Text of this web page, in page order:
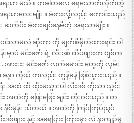
ရသာ မသိ ။ တခါတလေ ရေသောက်လိုက်တဲ့
ရသာလေးမျိုး ။ ခံစားလို့လည်း ကောင်းသည်
က်ပီး ခံစားချင်နေမိတဲ့ အရသာမျိုး ။
လာမလဲ ဆိုတာ ကို မျက်စိမှိတ်ထားရင်း ဝါ
မှာပဲ မင်းဇော် ရဲ့ လီးဒစ် ထိပ်ဖျားက ဗျစ်က
းးးး မင်းဇော် လက်မောင်း တွေကို လှမ်း
ဒာ ကိုယ် ကလည်း တွန့်ခနဲ ဖြစ်သွားသည် ။
ြီး အထဲ ထိ ထိုးမသွားပါ လီးဒစ် ကိုသာ သွင်း
ကို ဖြေးဖြေး ချင်း တိုးဝင်သည် ။ တ
နိုင်မှန်း သိတယ် ။ အထဲကို ကြပ်ကြပ်ညှပ်
ဖျား နှင့် အရေပြား ကြားမှာ လဲ နာကျဉ်မှု